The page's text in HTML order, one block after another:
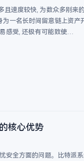
速度较快, 为数众多刚来
一名长时间留意链上资产
感受, 还极有可能致使…
核心优势
安全方面的问题。比特派